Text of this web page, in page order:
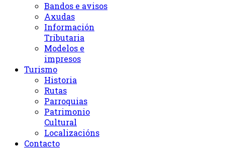
Bandos e avisos
Axudas
Información
Tributaria
Modelos e
impresos
Turismo
Historia
Rutas
Parroquias
Patrimonio
Cultural
Localizacións
Contacto